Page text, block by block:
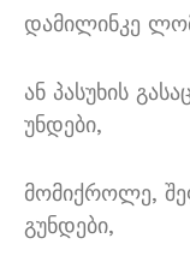
დამილინკე
ან პასუხის
უნდები,
მომიქროლე,
გუნდები,